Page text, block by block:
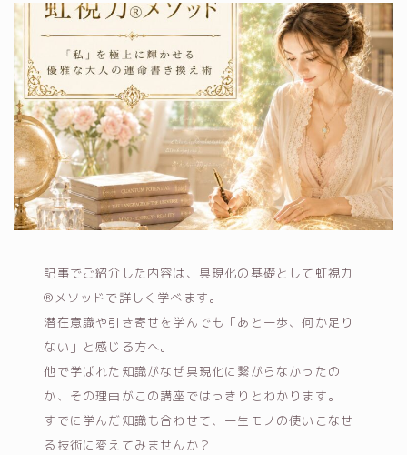
記事でご紹介した内容は、具現化の基礎として虹視力
®メソッドで詳しく学べます。
潜在意識や引き寄せを学んでも「あと一歩、何か足り
ない」と感じる方へ。
他で学ばれた知識がなぜ具現化に繋がらなかったの
か、その理由がこの講座ではっきりとわかります。
すでに学んだ知識も合わせて、一生モノの使いこなせ
る技術に変えてみませんか？